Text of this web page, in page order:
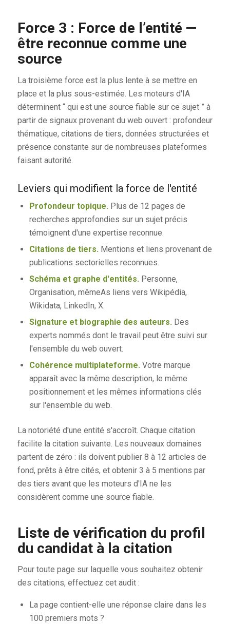
Force 3 : Force de l’entité —
être reconnue comme une
source
La troisième force est la plus lente à se mettre en
place et la plus sous-estimée. Les moteurs d'IA
déterminent “ qui est une source fiable sur ce sujet ” à
partir de signaux provenant du web ouvert : profondeur
thématique, citations de tiers, données structurées et
présence constante sur de nombreuses plateformes
faisant autorité.
Leviers qui modifient la force de l'entité
Profondeur topique. Plus de 12 pages de
recherches approfondies sur un sujet précis
témoignent d'une expertise reconnue.
Citations de tiers. Mentions et liens provenant de
publications sectorielles reconnues.
Schéma et graphe d'entités. Personne,
Organisation, mêmeAs liens vers Wikipédia,
Wikidata, LinkedIn, X.
Signature et biographie des auteurs. Des
experts nommés dont le travail peut être suivi sur
l'ensemble du web ouvert.
Cohérence multiplateforme. Votre marque
apparaît avec la même description, le même
positionnement et les mêmes informations clés
sur l'ensemble du web.
La notoriété d'une entité s'accroît. Chaque citation
facilite la citation suivante. Les nouveaux domaines
partent de zéro : ils doivent publier 8 à 12 articles de
fond, prêts à être cités, et obtenir 3 à 5 mentions par
des tiers avant que les moteurs d'IA ne les
considèrent comme une source fiable.
Liste de vérification du profil
du candidat à la citation
Pour toute page sur laquelle vous souhaitez obtenir
des citations, effectuez cet audit :
La page contient-elle une réponse claire dans les
100 premiers mots ?